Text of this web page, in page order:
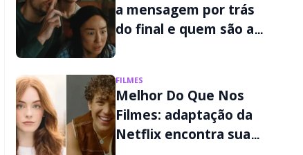
a mensagem por trás
do final e quem são as
FILMES
Melhor Do Que Nos
Filmes: adaptação da
Netflix encontra sua